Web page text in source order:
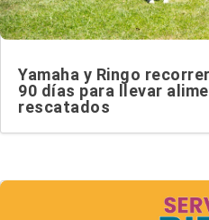
Yamaha y Ringo
90 días para llevar
rescatados